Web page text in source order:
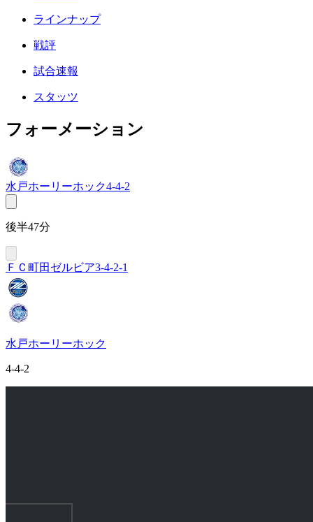
ラインナップ
戦評
試合速報
スタッツ
フォーメーション
水戸ホーリーホック4-4-2
後半47分
ＦＣ町田ゼルビア3-4-2-1
水戸ホーリーホック
4-4-2